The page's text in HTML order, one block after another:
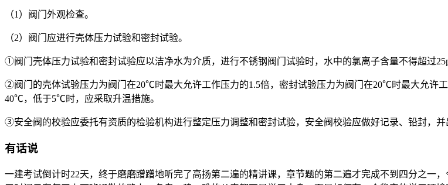
（1）阀门外观检查。
（2）阀门应进行壳体压力试验和密封试验。
①阀门壳体压力试验和密封试验应以洁净水为介质，进行不锈钢阀门试验时，水中的氯离子含量不得超过
②阀门的壳体试验压力为阀门在20℃时最大允许工作压力的1.5倍，密封试验压力为阀门在20℃时最大允许
40℃，低于5℃时，应采取升温措施。
③安全阀的校验应委托有资质的检验机构进行整定压力调整和密封试验，安全阀校验应做好记录、铅封，并
有话说
一建考试倒计时22天，终于磨磨蹭蹭地听完了高扬第二遍的精讲课，章节题的第二遍才完成不到四分之一